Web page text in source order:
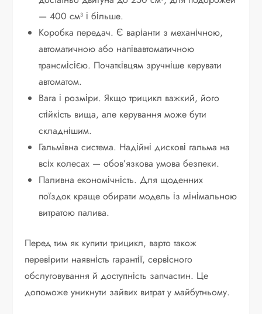
— 400 см³ і більше.
Коробка передач. Є варіанти з механічною,
автоматичною або напівавтоматичною
трансмісією. Початківцям зручніше керувати
автоматом.
Вага і розміри. Якщо трицикл важкий, його
стійкість вища, але керування може бути
складнішим.
Гальмівна система. Надійні дискові гальма на
всіх колесах — обов’язкова умова безпеки.
Паливна економічність. Для щоденних
поїздок краще обирати модель із мінімальною
витратою палива.
Перед тим як купити трицикл, варто також
перевірити наявність гарантії, сервісного
обслуговування й доступність запчастин. Це
допоможе уникнути зайвих витрат у майбутньому.